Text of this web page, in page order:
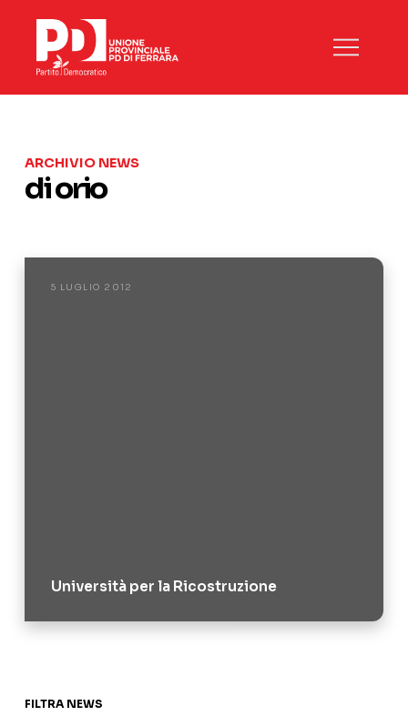
ARCHIVIO NEWS
di orio
5 LUGLIO 2012
Università per la Ricostruzione
FILTRA NEWS